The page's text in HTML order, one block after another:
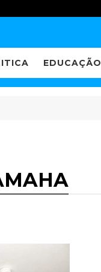
EDUCAÇÃO